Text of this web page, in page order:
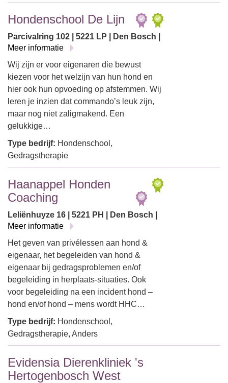
Hondenschool De Lijn
Parcivalring 102 | 5221 LP | Den Bosch |
Meer informatie
Wij zijn er voor eigenaren die bewust
kiezen voor het welzijn van hun hond en
hier ook hun opvoeding op afstemmen. Wij
leren je inzien dat commando’s leuk zijn,
maar nog niet zaligmakend. Een
gelukkige…
Type bedrijf: Hondenschool,
Gedragstherapie
Haanappel Honden
Coaching
Leliënhuyze 16 | 5221 PH | Den Bosch |
Meer informatie
Het geven van privélessen aan hond &
eigenaar, het begeleiden van hond &
eigenaar bij gedragsproblemen en/of
begeleiding in herplaats-situaties. Ook
voor begeleiding na een incident hond –
hond en/of hond – mens wordt HHC…
Type bedrijf: Hondenschool,
Gedragstherapie, Anders
Evidensia Dierenkliniek 's
Hertogenbosch West